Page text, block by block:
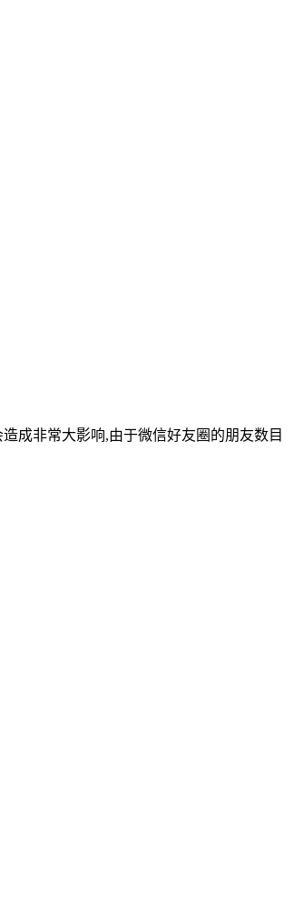
成非常大影响,由于微信好友圈的朋友数目